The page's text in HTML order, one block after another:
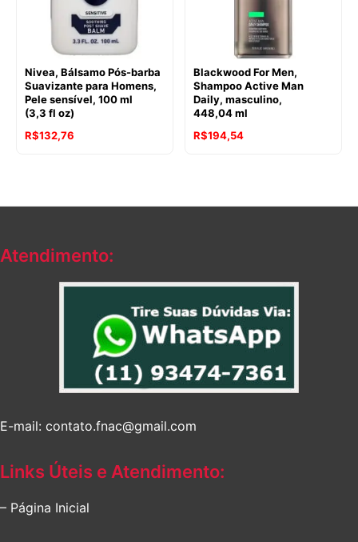
Nivea, Bálsamo Pós-barba
Suavizante para Homens,
Pele sensível, 100 ml
(3,3 fl oz)
R$132,76
Blackwood For Men,
Shampoo Active Man
Daily, masculino,
448,04 ml
R$194,54
Atendimento:
E-mail: contato.fnac@gmail.com
Links Úteis e Atendimento:
– Página Inicial